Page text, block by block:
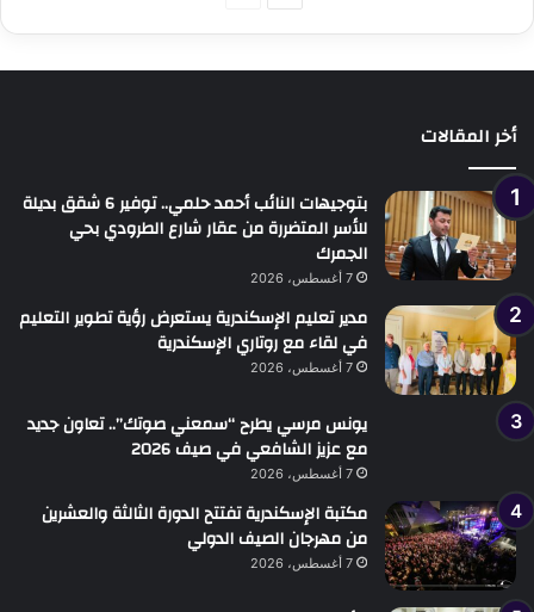
أخر المقالات
بتوجيهات النائب أحمد حلمي.. توفير 6 شقق بديلة
للأسر المتضررة من عقار شارع الطرودي بحي
الجمرك
7 أغسطس، 2026
مدير تعليم الإسكندرية يستعرض رؤية تطوير التعليم
في لقاء مع روتاري الإسكندرية
7 أغسطس، 2026
يونس مرسي يطرح “سمعني صوتك”.. تعاون جديد
مع عزيز الشافعي في صيف 2026
7 أغسطس، 2026
مكتبة الإسكندرية تفتتح الدورة الثالثة والعشرين
من مهرجان الصيف الدولي
7 أغسطس، 2026